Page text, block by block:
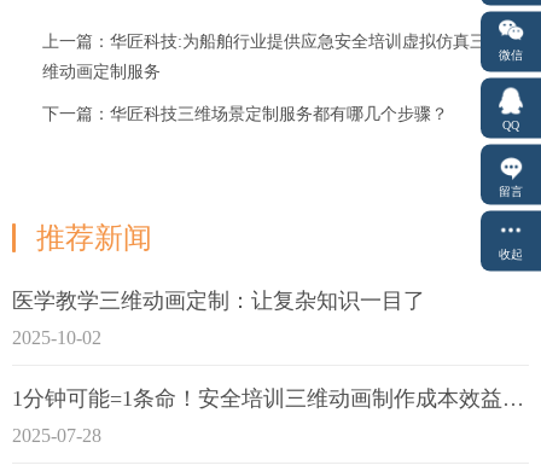
上一篇：华匠科技:为船舶行业提供应急安全培训虚拟仿真三
维动画定制服务
下一篇：华匠科技三维场景定制服务都有哪几个步骤？
推荐新闻
医学教学三维动画定制：让复杂知识一目了
2025-10-02
1分钟可能=1条命！安全培训三维动画制作成本效益深度拆解
2025-07-28
微信
QQ
留言
收起